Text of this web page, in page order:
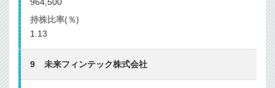
1.13
未来フィンテック株式会社